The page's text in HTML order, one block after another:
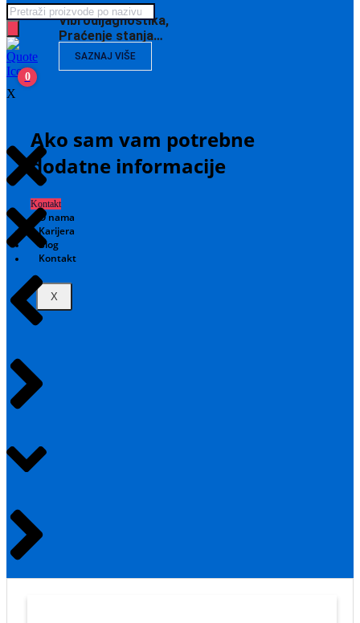
Vibrodijagnostika,
Praćenje stanja…
SAZNAJ VIŠE
Ako sam vam potrebne
dodatne informacije
Kontakt
O nama
Karijera
Blog
Kontakt
X
Products
search
0
X